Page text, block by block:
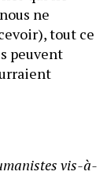
ne
tout ce
peuvent
vis-à-